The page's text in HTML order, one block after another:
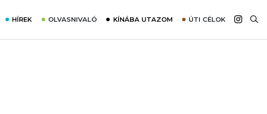
HÍREK OLVASNIVALÓ KÍNÁBA UTAZOM ÚTI CÉLOK